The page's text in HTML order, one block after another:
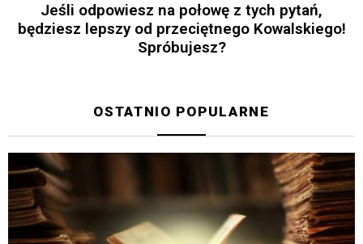
Jeśli odpowiesz na połowę z tych pytań,
będziesz lepszy od przeciętnego Kowalskiego!
Spróbujesz?
OSTATNIO POPULARNE